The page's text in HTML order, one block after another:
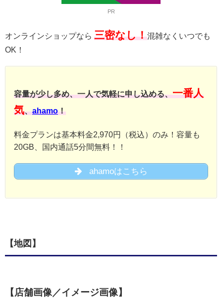
PR
オンラインショップなら 三密なし！混雑なくいつでも
OK！
容量が少し多め、一人で気軽に申し込める、一番人
気、ahamo！
料金プランは基本料金2,970円（税込）のみ！容量も
20GB、国内通話5分間無料！！
ahamoはこちら
【地図】
【店舗画像／イメージ画像】